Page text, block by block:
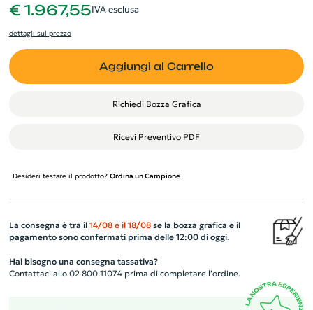
€ 1.967,55IVA esclusa
dettagli sul prezzo
Aggiungi al Carrello
Richiedi Bozza Grafica
Ricevi Preventivo PDF
Desideri testare il prodotto? Ordina un Campione
La consegna è tra il 14/08 e il 18/08se la bozza grafica e il
pagamento sono confermati prima delle 12:00 di oggi.
Hai bisogno una consegna tassativa?
Contattaci allo 02 800 11074 prima di completare l’ordine.